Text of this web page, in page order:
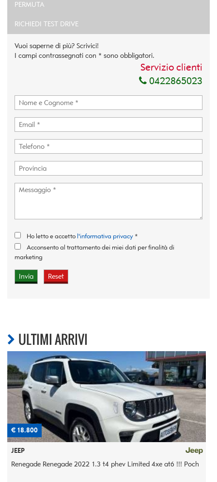
PERMUTA
RICHIEDI TEST DRIVE
Vuoi saperne di più? Scrivici!
I campi contrassegnati con * sono obbligatori.
Servizio clienti
0422865023
Ho letto e accetto l'informativa privacy *
Acconsento al trattamento dei miei dati per finalità di
marketing
ULTIMI ARRIVI
€ 18.800
JEEP
Renegade Renegade 2022 1.3 t4 phev Limited 4xe at6 !!! Poch